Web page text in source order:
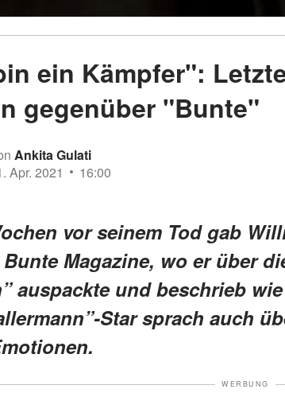
ein Kämpfer":
gegenüber "Bunte"
Ankita Gulati
Apr. 2021
16:00
vor seinem Tod gab
Magazine, wo er über
auspackte und beschrieb
Star sprach auch
WERBUNG